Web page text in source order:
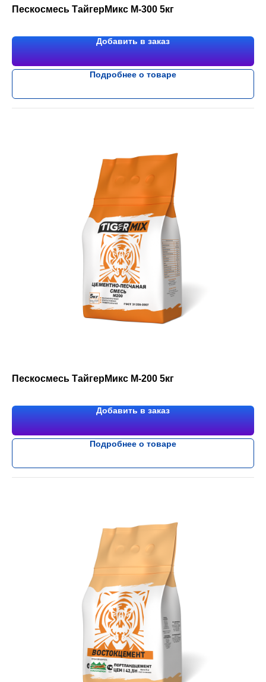
Пескосмесь ТайгерМикс М-300 5кг
Добавить в заказ
Подробнее о товаре
Пескосмесь ТайгерМикс М-200 5кг
Добавить в заказ
Подробнее о товаре